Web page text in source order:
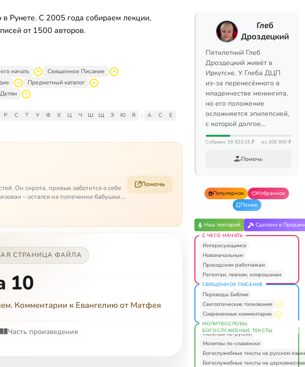
Рунете. С 2005 года собираем лекции,
от 1500 авторов.
начать
Священное Писание
Предметный каталог
Детям
Р С Т У Ф Х Ц Ч Ш Щ Э Ю Я | A C
E
Он сирота, привык заботится о себе
– остался на попечении бабушки.
Помочь
СТРАНИЦА ФАЙЛА
10
Комментарии к Евангелию от Матфея
Часть произведения
Глеб
Дроздецкий
Пятилетний Глеб
Дроздецкий живёт в
Иркутске. У Глеба ДЦП
из-за перенесённого в
младенчестве менингита,
но его положение
осложняется эпилепсией,
с которой долгое…
Собрано 59 923,15 ₽ из 206 900 ₽
Помочь
Популярное
Избранное
Позже
Наш лекторий Сделано в
С ЧЕГО НАЧАТЬ
Интересующимся
Новоначальным
Приходским работникам
Регентам, певчим, клирошанам
СВЯЩЕННОЕ ПИСАНИЕ
Переводы Библии
Святоотеческие толкования
Современные комментарии
МОЛИТВОСЛОВЫ.
БОГОСЛУЖЕБНЫЕ ТЕКСТЫ
Молитвы по-русски
Молитвы по-славянски
Богослужебные тексты на русском
Богослужебные тексты на